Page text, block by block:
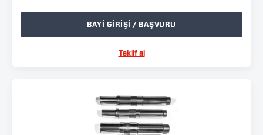
BAYİ GİRİŞİ / BAŞVURU
Teklif al